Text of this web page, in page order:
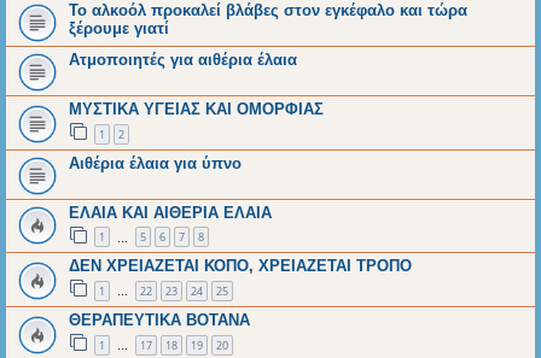
η
Το αλκοόλ προκαλεί βλάβες στον εγκέφαλο και τώρα
ξέρουμε γιατί
Ατμοποιητές για αιθέρια έλαια
ΜΥΣΤΙΚΑ ΥΓΕΙΑΣ ΚΑΙ ΟΜΟΡΦΙΑΣ
1 2
Αιθέρια έλαια για ύπνο
ΕΛΑΙΑ ΚΑΙ ΑΙΘΕΡΙΑ ΕΛΑΙΑ
1 5 6 7 8
ΔΕΝ ΧΡΕΙΑΖΕΤΑΙ ΚΟΠΟ, ΧΡΕΙΑΖΕΤΑΙ ΤΡΟΠΟ
1 … 22 23 24 25
ΘΕΡΑΠΕΥΤΙΚΑ ΒΟΤΑΝΑ
1 … 17 18 19 20